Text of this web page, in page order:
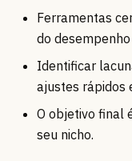
Ferramentas
do
Identificar
ajustes rápidos
O objetivo final
seu nicho.